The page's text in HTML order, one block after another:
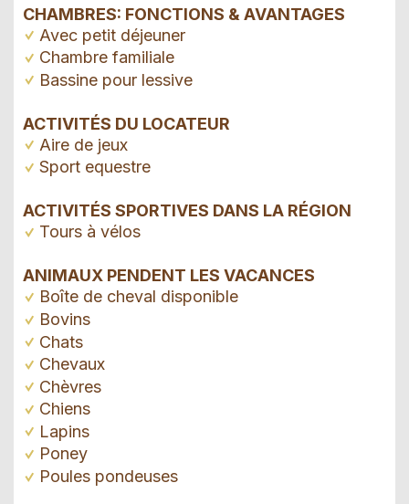
CHAMBRES: FONCTIONS & AVANTAGES
Avec petit déjeuner
Chambre familiale
Bassine pour lessive
ACTIVITÉS DU LOCATEUR
Aire de jeux
Sport equestre
ACTIVITÉS SPORTIVES DANS LA RÉGION
Tours à vélos
ANIMAUX PENDENT LES VACANCES
Boîte de cheval disponible
Bovins
Chats
Chevaux
Chèvres
Chiens
Lapins
Poney
Poules pondeuses